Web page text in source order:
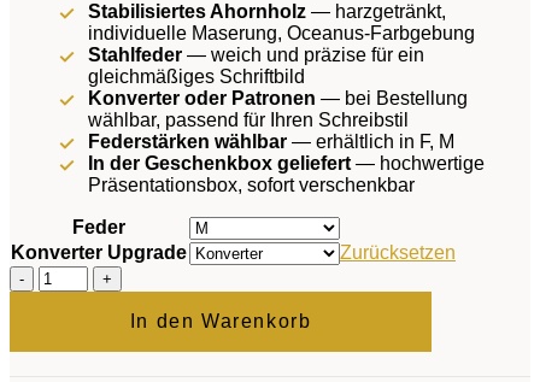
Stabilisiertes Ahornholz — harzgetränkt,
individuelle Maserung, Oceanus-Farbgebung
Stahlfeder — weich und präzise für ein
gleichmäßiges Schriftbild
Konverter oder Patronen — bei Bestellung
wählbar, passend für Ihren Schreibstil
Federstärken wählbar — erhältlich in F, M
In der Geschenkbox geliefert— hochwertige
Präsentationsbox, sofort verschenkbar
Feder
Konverter Upgrade
Zurücksetzen
Primus
Oceanus
FüllfederhalterIn den Warenkorb